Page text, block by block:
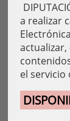
a realizar
el servicio